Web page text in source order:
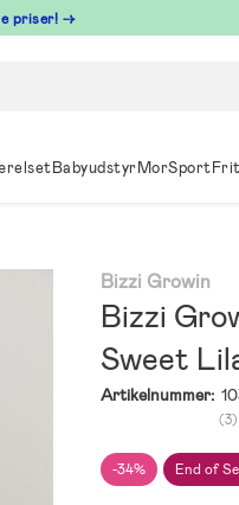
priser! →
BabyudstyrMorSport
Bizzi Growin
Bizzi
Sweet
Artikelnummer:
-34% End of
(3)